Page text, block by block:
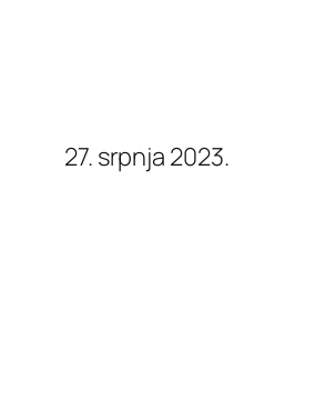
27. srpnja 2023.